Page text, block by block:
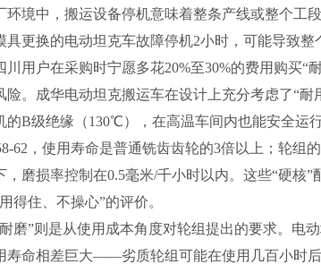
环境中，搬运设备停机意味着整条产线或整个工
具更换的电动坦克车故障停机2小时，可能导致
川用户在采购时宁愿多花20%至30%的费用购买“
险。成华电动坦克搬运车在设计上充分考虑了“
的B级绝缘（130℃），在高温车间内也能安全运
62，使用寿命是普通铣齿齿轮的3倍以上；轮组
，磨损率控制在0.5毫米/千小时以内。这些“硬核
得住、不操心”的评价。
磨”则是从使用成本角度对轮组提出的要求。电
寿命相差巨大——劣质轮组可能在使用几百小时